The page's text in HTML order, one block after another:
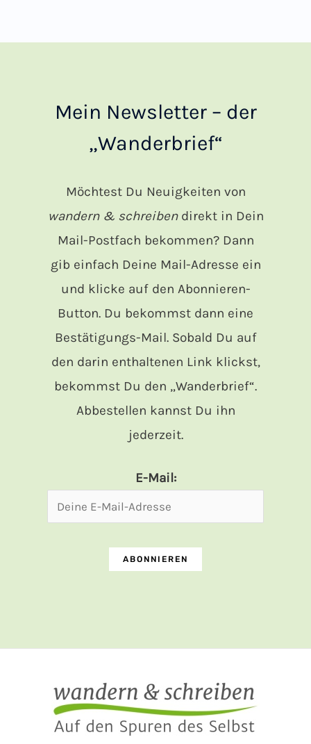
Mein Newsletter – der
„Wanderbrief“
Möchtest Du Neuigkeiten von
wandern & schreibendirekt in Dein
Mail-Postfach bekommen? Dann
gib einfach Deine Mail-Adresse ein
und klicke auf den Abonnieren-
Button. Du bekommst dann eine
Bestätigungs-Mail. Sobald Du auf
den darin enthaltenen Link klickst,
bekommst Du den „Wanderbrief“.
Abbestellen kannst Du ihn
jederzeit.
E-Mail: